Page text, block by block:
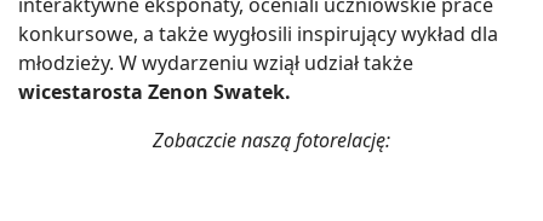
konkursowe, a także wygłosili inspirujący wykład dla
młodzieży. W wydarzeniu wziął udział także
wicestarosta Zenon Swatek.
Zobaczcie naszą fotorelację: